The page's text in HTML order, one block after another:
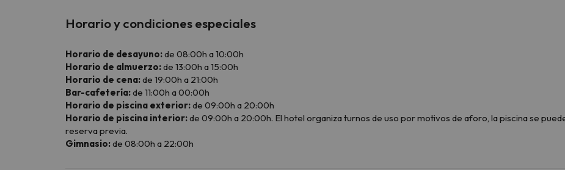
Horario y condiciones especiales
Horario de desayuno:de 08:00h a 10:00h
Horario de almuerzo:de 13:00h a 15:00h
Horario de cena:de 19:00h a 21:00h
Bar-cafetería:de 11:00h a 00:00h
Horario de piscina exterior:de 09:00h a 20:00h
Horario de piscina interior:de 09:00h a 20:00h. El hotel organiza turnos de uso por motivos de aforo, la piscina se
reserva previa.
Gimnasio:de 08:00h a 22:00h